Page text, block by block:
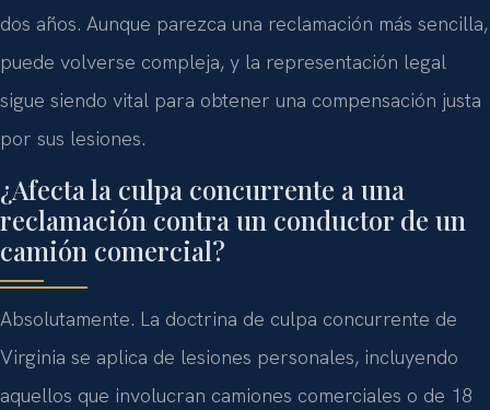
dos años. Aunque parezca una reclamación más sencilla,
puede volverse compleja, y la representación legal
sigue siendo vital para obtener una compensación justa
por sus lesiones.
¿Afecta la culpa concurrente a una
reclamación contra un conductor de un
camión comercial?
Absolutamente. La doctrina de culpa concurrente de
Virginia se aplica de lesiones personales, incluyendo
aquellos que involucran camiones comerciales o de 18